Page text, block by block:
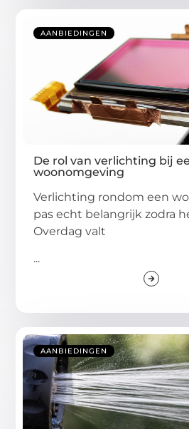
AANBIEDINGEN
De rol van verlichting bij
woonomgeving
Verlichting rondom een
pas echt belangrijk zodra
Overdag valt
...
AANBIEDINGEN